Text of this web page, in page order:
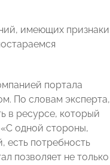
имеющих признаки
портала
По словам эксперта,
в ресурсе, который
одной стороны,
есть потребность
позволяет не только